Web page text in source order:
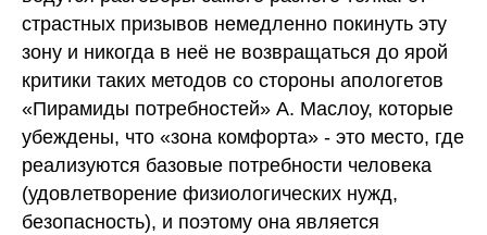
страстных призывов немедленно покинуть эту
зону и никогда в неё не возвращаться до ярой
критики таких методов со стороны апологетов
«Пирамиды потребностей» А. Маслоу, которые
убеждены, что «зона комфорта» - это место, где
реализуются базовые потребности человека
(удовлетворение физиологических нужд,
безопасность), и поэтому она является